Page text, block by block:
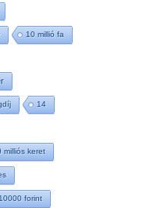
10 millió fa
14
milliós keret
forint